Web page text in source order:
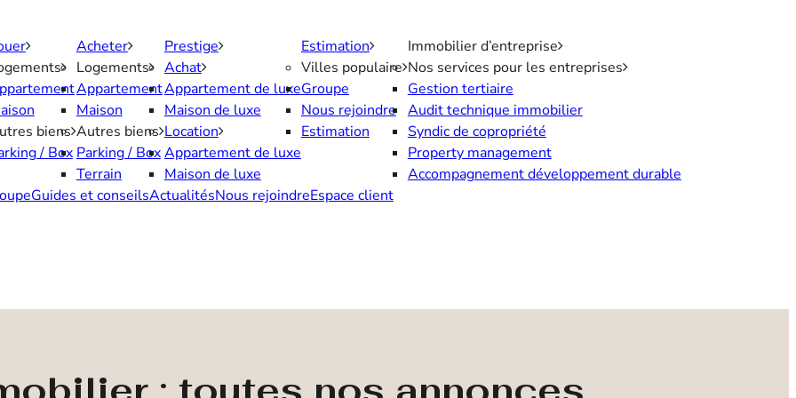
biens
/ Box
Acheter
Logements
Appartement
Maison
Autres biens
Parking / Box
Terrain
Prestige
Achat
Appartement de luxe
Maison de luxe
Location
Appartement de luxe
Maison de luxe
Estimation
Villes populaire
Groupe
Nous rejoindre
Estimation
Immobilier d’entreprise
Nos services pour les entreprises
Gestion tertiaire
Audit technique immobilier
Syndic de copropriété
Property management
Accompagnement développement durable
Guides et conseilsActualitésNous rejoindreEspace client